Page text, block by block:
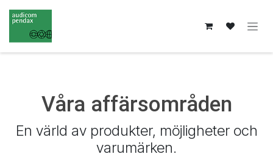
Hoppa till innehåll
Våra affärsområden
En värld av produkter, möjligheter och
varumärken.